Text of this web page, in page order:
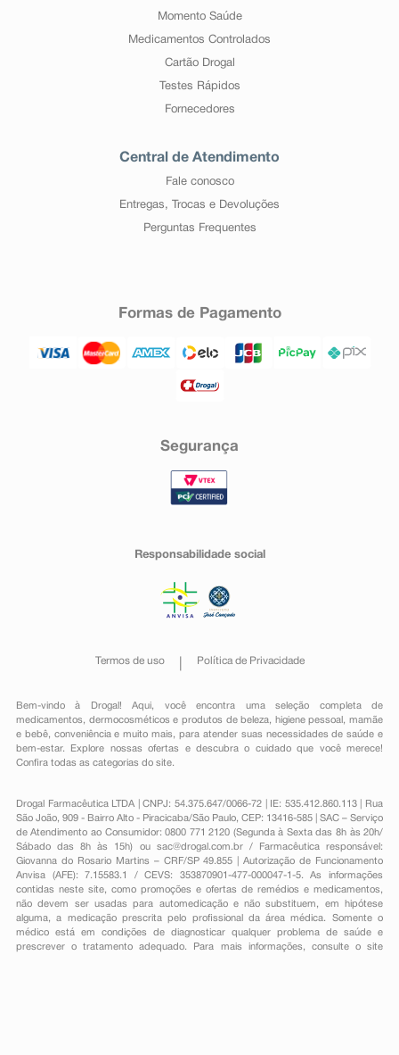
Momento Saúde
Medicamentos Controlados
Cartão Drogal
Testes Rápidos
Fornecedores
Central de Atendimento
Fale conosco
Entregas, Trocas e Devoluções
Perguntas Frequentes
Formas de Pagamento
Segurança
Responsabilidade social
Termos de uso Política de Privacidade
Bem-vindo à Drogal! Aqui, você encontra uma seleção completa de
medicamentos , dermocosméticos e produtos de beleza, higiene pessoal ,mamãe
e bebê, conveniênciae muito mais, para atender suas necessidades de saúde e
bem-estar. Explore nossas ofertas e descubra o cuidado que você merece!
Confira todas as categorias do site.
Drogal Farmacêutica LTDA | CNPJ: 54.375.647/0066-72 | IE: 535.412.860.113 | Rua
São João, 909 - Bairro Alto - Piracicaba/São Paulo, CEP: 13416-585 | SAC – Serviço
de Atendimento ao Consumidor: 0800 771 2120 (Segunda à Sexta das 8h às 20h/
Sábado das 8h às 15h) ou sac@drogal.com.br/ Farmacêutica responsável:
Giovanna do Rosario Martins – CRF/SP 49.855 | Autorização de Funcionamento
Anvisa (AFE): 7.15583.1 / CEVS: 353870901-477-000047-1-5. As informações
contidas neste site, como promoções e ofertas de remédios e medicamentos,
não devem ser usadas para automedicação e não substituem, em hipótese
alguma, a medicação prescrita pelo profissional da área médica. Somente o
médico está em condições de diagnosticar qualquer problema de saúde e
prescrever o tratamento adequado. Para mais informações, consulte o site